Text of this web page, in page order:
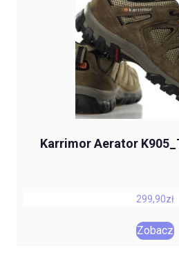
Karrimor Aerator
299,90zł
Zobacz